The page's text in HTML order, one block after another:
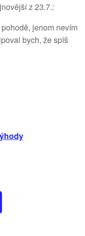
z 23.7.:
jenom nevím
bych, že spíš